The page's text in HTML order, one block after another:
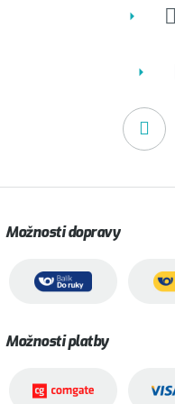
Možnosti dopravy
Možnosti platby